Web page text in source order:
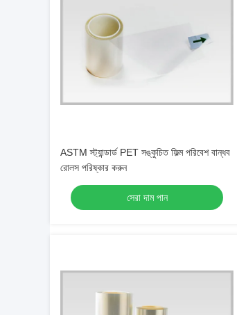
ASTM স্ট্যান্ডার্ড PET সঙ্কুচিত ফিল্ম পরিবেশ বান্ধব
রোলস পরিষ্কার করুন
সেরা দাম পান